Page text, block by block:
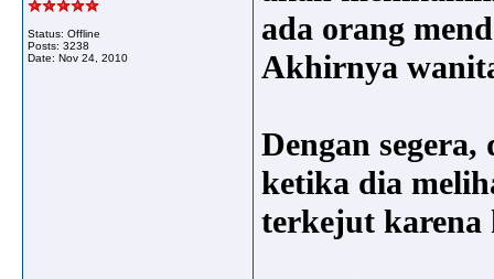
Status: Offline
Posts: 3238
Date: Nov 24, 2010
ada orang
Akhirnya
Dengan
ketika dia
terkejut karena